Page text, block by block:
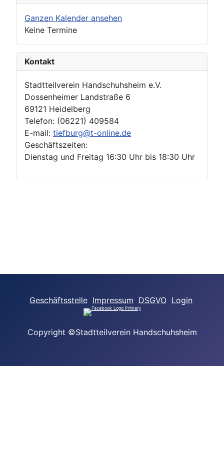
Ganzen Kalender ansehen
Keine Termine
Kontakt
Stadtteilverein Handschuhsheim e.V.
Dossenheimer Landstraße 6
69121 Heidelberg
Telefon: (06221) 409584
E-mail: tiefburg@t-online.de
Geschäftszeiten:
Dienstag und Freitag 16:30 Uhr bis 18:30 Uhr
Geschäftsstelle Impressum DSGVO Login
Copyright ©Stadtteilverein Handschuhsheim